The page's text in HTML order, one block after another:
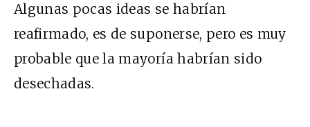
Algunas pocas ideas se habrían
reafirmado, es de suponerse, pero es muy
probable que la mayoría habrían sido
desechadas.